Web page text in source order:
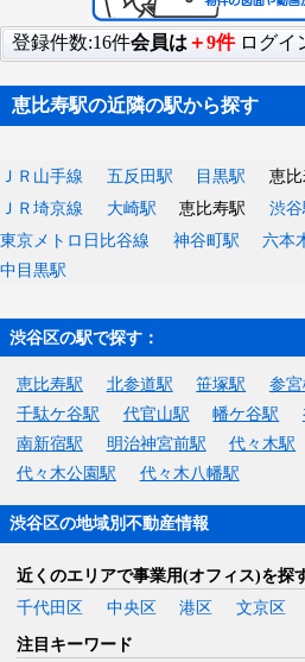
登録件数:16件会員は＋9件 ログイ
恵比寿駅の近隣の駅から探す
ＪＲ山手線 五反田駅 目黒駅 恵
ＪＲ埼京線
大崎駅 恵比寿駅 渋谷
東京メトロ日比谷線
神谷町駅 六本
中目黒駅
渋谷区の駅で探す：
恵比寿駅 北参道駅 笹塚駅 参
千駄ケ谷駅
代官山駅 幡ケ谷駅
南新宿駅
明治神宮前駅 代々木駅
代々木公園駅
代々木八幡駅
渋谷区の地域別不動産情報
近くのエリアで事業用(オフィス)を探
千代田区
中央区 港区 文京区
注目キーワード